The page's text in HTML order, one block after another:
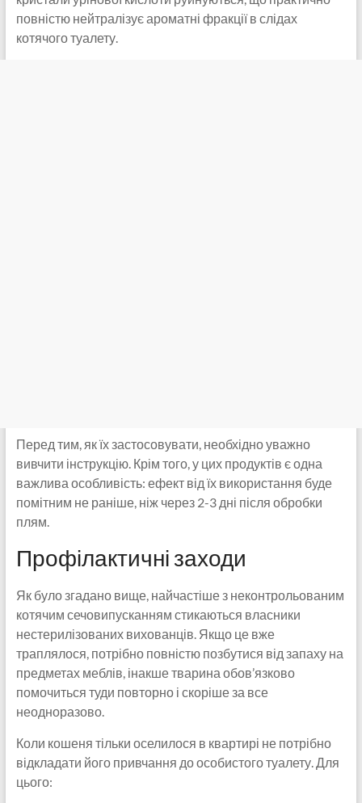
повністю нейтралізує ароматні фракції в слідах
котячого туалету.
Перед тим, як їх застосовувати, необхідно уважно
вивчити інструкцію. Крім того, у цих продуктів є одна
важлива особливість: ефект від їх використання буде
помітним не раніше, ніж через 2-3 дні після обробки
плям.
Профілактичні заходи
Як було згадано вище, найчастіше з неконтрольованим
котячим сечовипусканням стикаються власники
нестерилізованих вихованців. Якщо це вже
траплялося, потрібно повністю позбутися від запаху на
предметах меблів, інакше тварина обов’язково
помочиться туди повторно і скоріше за все
неодноразово.
Коли кошеня тільки оселилося в квартирі не потрібно
відкладати його привчання до особистого туалету. Для
цього: